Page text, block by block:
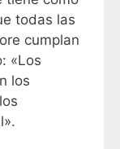
todas las
cumplan
«Los
los